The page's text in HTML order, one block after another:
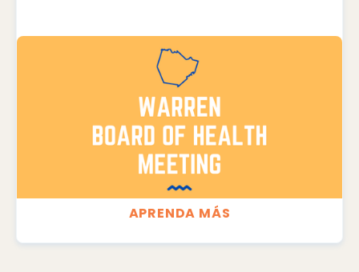
SEPTEMBER 21, 2026
Reunión de la Junta del Condado de
Warren
Departamento de Salud del Condado
de Warren
APRENDA MÁS